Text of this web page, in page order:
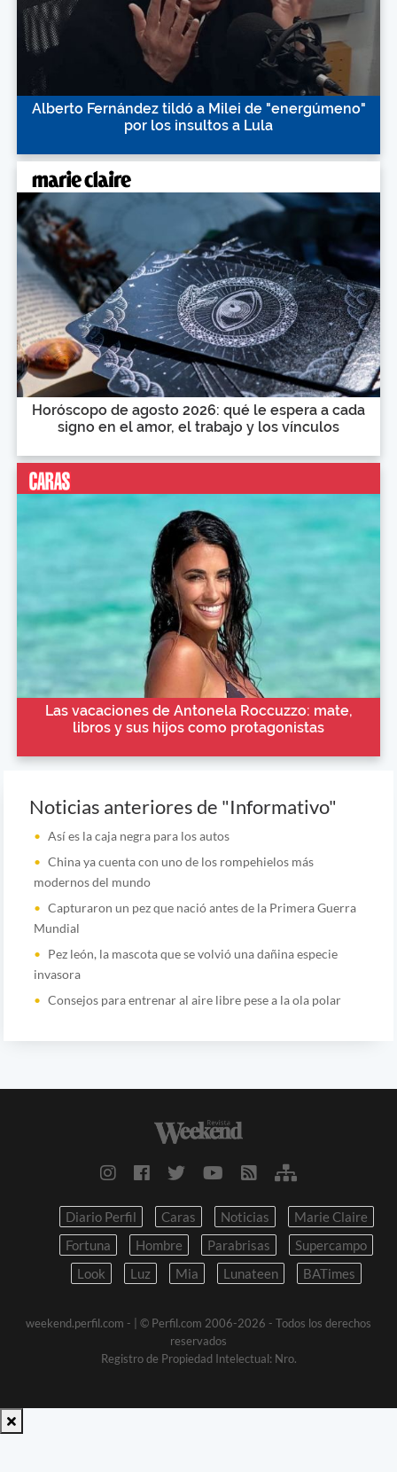
Alberto Fernández tildó a Milei de "energúmeno"
por los insultos a Lula
Horóscopo de agosto 2026: qué le espera a cada
signo en el amor, el trabajo y los vínculos
Las vacaciones de Antonela Roccuzzo: mate,
libros y sus hijos como protagonistas
Noticias anteriores de "Informativo"
Así es la caja negra para los autos
China ya cuenta con uno de los rompehielos más
modernos del mundo
Capturaron un pez que nació antes de la Primera Guerra
Mundial
Pez león, la mascota que se volvió una dañina especie
invasora
Consejos para entrenar al aire libre pese a la ola polar
Diario Perfil Caras Noticias
Marie Claire
Fortuna
Hombre Parabrisas
Supercampo
Look
Luz Mia Lunateen BATimes
weekend.perfil.com -
| © Perfil.com 2006-2026 - Todos los derechos
reservados
Registro de Propiedad Intelectual: Nro.